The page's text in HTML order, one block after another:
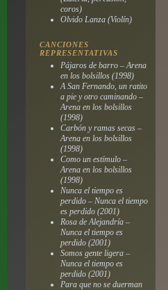
coros)
Olvido Lanza (Violín)
CANCIONES
REPRESENTATIVAS
Pájaros de barro – Arena
en los bolsillos (1998)
A San Fernando, un ratito
a pie y otro caminando –
Arena en los bolsillos
(1998)
Carbón y ramas secas –
Arena en los bolsillos
(1998)
Como un estímulo –
Arena en los bolsillos
(1998)
Nunca el tiempo es
perdido – Nunca el tiempo
es perdido (2001)
Rosa de Alejandría –
Nunca el tiempo es
perdido (2001)
Somos gente ligera –
Nunca el tiempo es
perdido (2001)
Para que no se duerman